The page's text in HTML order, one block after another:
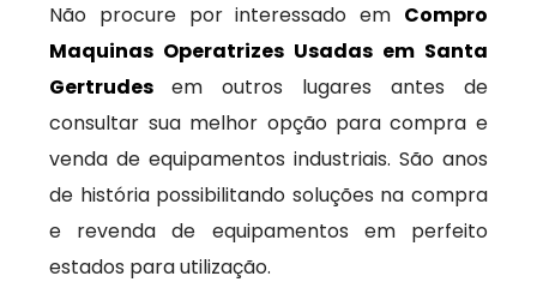
Não procure por interessado em Compro
Maquinas Operatrizes Usadas em Santa
Gertrudesem outros lugares antes de
consultar sua melhor opção para compra e
venda de equipamentos industriais. São anos
de história possibilitando soluções na compra
e revenda de equipamentos em perfeito
estados para utilização.